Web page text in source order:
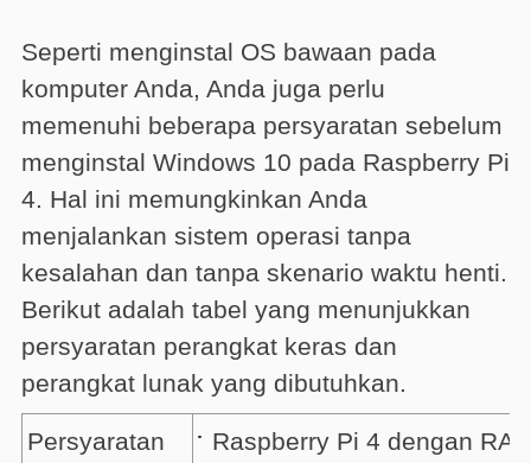
Seperti menginstal OS bawaan pada
komputer Anda, Anda juga perlu
memenuhi beberapa persyaratan sebelum
menginstal Windows 10 pada Raspberry Pi
4. Hal ini memungkinkan Anda
menjalankan sistem operasi tanpa
kesalahan dan tanpa skenario waktu henti.
Berikut adalah tabel yang menunjukkan
persyaratan perangkat keras dan
perangkat lunak yang dibutuhkan.
Persyaratan
Raspberry Pi 4 dengan